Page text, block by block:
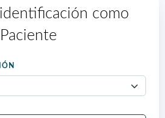
identificación como
Paciente